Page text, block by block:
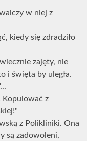
w niej z
kiedy się zdradziło
zajęty, nie
i święta by uległa.
Kopulować z
z Polikliniki. Ona
są zadowoleni,